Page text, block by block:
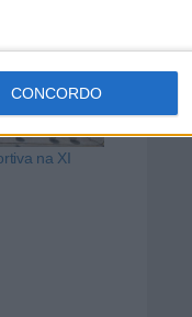
CONCORDO
na XI